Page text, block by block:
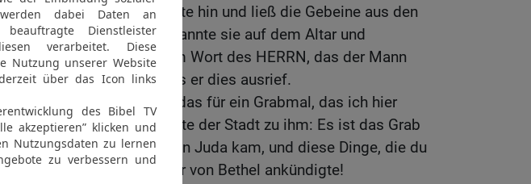
dem Berg waren, und sandte hin und ließ die Gebeine aus den
Gräbern nehmen und verbrannte sie auf dem Altar und
verunreinigte ihn, nach dem Wort des HERRN, das der Mann
Gottes verkündigt hatte, als er dies ausrief.
Und er sprach: Was ist das für ein Grabmal, das ich hier
sehe? Da sprachen die Leute der Stadt zu ihm: Es ist das Grab
des Mannes Gottes, der von Juda kam, und diese Dinge, die du
getan hast, gegen den Altar von Bethel ankündigte!